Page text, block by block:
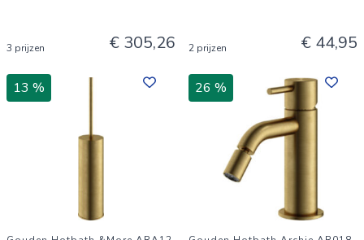
3 prijzen € 305,26 2 prijzen € 44,95
13 % 26 %